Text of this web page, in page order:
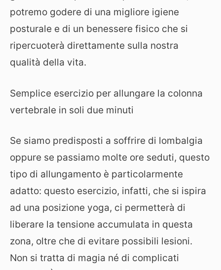
potremo godere di una migliore igiene
posturale e di un benessere fisico che si
ripercuoterà direttamente sulla nostra
qualità della vita.
Semplice esercizio per allungare la colonna
vertebrale in soli due minuti
Se siamo predisposti a soffrire di lombalgia
oppure se passiamo molte ore seduti, questo
tipo di allungamento è particolarmente
adatto: questo esercizio, infatti, che si ispira
ad una posizione yoga, ci permetterà di
liberare la tensione accumulata in questa
zona, oltre che di evitare possibili lesioni.
Non si tratta di magia né di complicati